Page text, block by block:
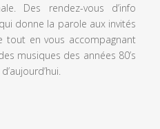
Des rendez-vous d’info
donne la parole aux invités
tout en vous accompagnant
musiques des années 80’s